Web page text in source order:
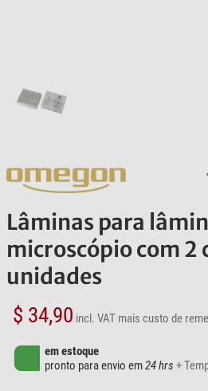
Lâminas para
microscópio com 2
unidades
$ 34,90 incl. VAT mais custo de
em estoque
pronto para envio em24 hrs +